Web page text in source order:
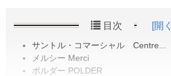
目次 [開
サントル・コマーシャル Centre...
メルシー Merci
ポルダー POLDER